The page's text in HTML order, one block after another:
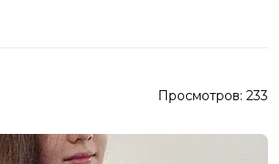
Просмотров: 233